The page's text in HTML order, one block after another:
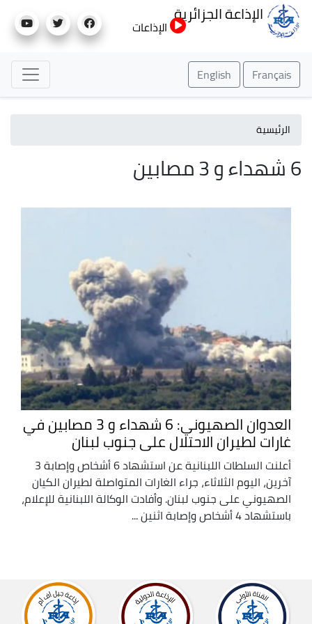
إلى
الإذاعة الجزائرية
الإذاعات
Français
English
الرئيسية
العدوان الصهيوني: 6 شهداء و 3 مصابين في
غارات لطيران الاحتلال على جنوب لبنان
أعلنت السلطات اللبنانية عن استشهاد 6 أشخاص وإصابة 3
آخرين، اليوم الثلاثاء، جراء الغارات المتواصلة لطيران الكيان
الصهيوني على جنوب لبنان. وأفادت الوكالة اللبنانية للإعلام،
باستشهاد 4 أشخاص وإصابة اثنين ...